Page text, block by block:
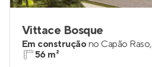
Vittace Bosque
Em construçãono Capão Raso,
56 m²